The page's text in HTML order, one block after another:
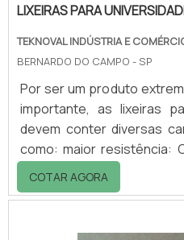
LIXEIRAS PARA
TEKNOVAL INDÚSTRIA E
BERNARDO DO CAMPO - SP
Por ser um produto
importante, as lixeiras
devem conter diversas
como: maior resistência:
ambiente com
pessoas, é importante
modelos: em geral as
COTAR AGORA